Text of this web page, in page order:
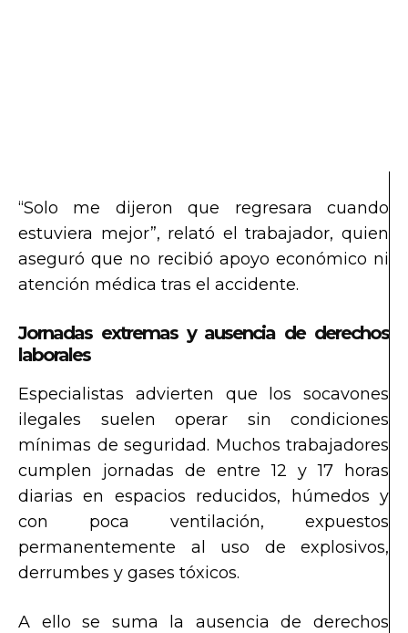
“Solo me dijeron que regresara cuando
estuviera mejor”, relató el trabajador, quien
aseguró que no recibió apoyo económico ni
atención médica tras el accidente.
Jornadas extremas y ausencia de derechos
laborales
Especialistas advierten que los socavones
ilegales suelen operar sin condiciones
mínimas de seguridad. Muchos trabajadores
cumplen jornadas de entre 12 y 17 horas
diarias en espacios reducidos, húmedos y
con poca ventilación, expuestos
permanentemente al uso de explosivos,
derrumbes y gases tóxicos.
A ello se suma la ausencia de derechos